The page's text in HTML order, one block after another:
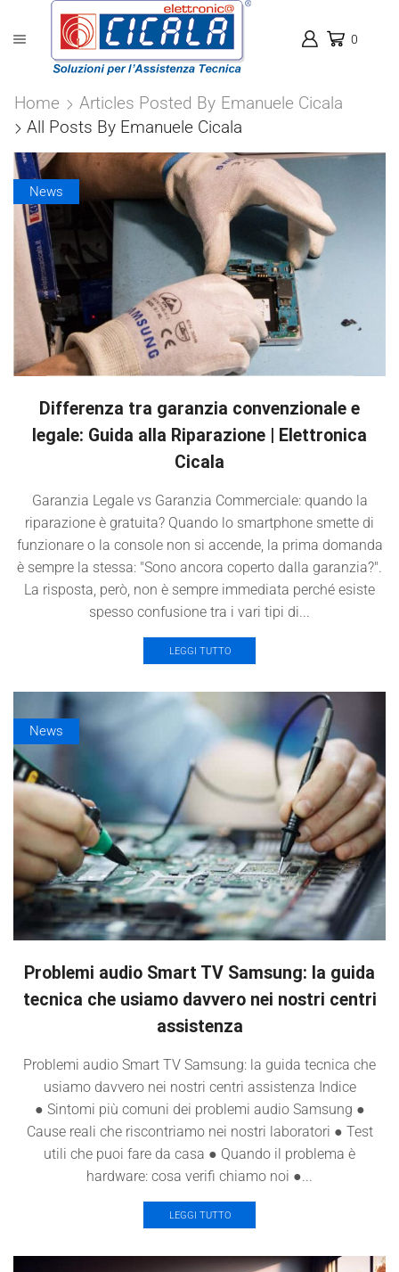
0
Home Articles Posted By Emanuele Cicala
All Posts By Emanuele Cicala
News
Differenza tra garanzia convenzionale e
legale: Guida alla Riparazione | Elettronica
Cicala
Garanzia Legale vs Garanzia Commerciale: quando la
riparazione è gratuita? Quando lo smartphone smette di
funzionare o la console non si accende, la prima domanda
è sempre la stessa: "Sono ancora coperto dalla garanzia?".
La risposta, però, non è sempre immediata perché esiste
spesso confusione tra i vari tipi di...
LEGGI TUTTO
News
Problemi audio Smart TV Samsung: la guida
tecnica che usiamo davvero nei nostri centri
assistenza
Problemi audio Smart TV Samsung: la guida tecnica che
usiamo davvero nei nostri centri assistenza Indice
● Sintomi più comuni dei problemi audio Samsung ●
Cause reali che riscontriamo nei nostri laboratori ● Test
utili che puoi fare da casa ● Quando il problema è
hardware: cosa verifi chiamo noi ●...
LEGGI TUTTO